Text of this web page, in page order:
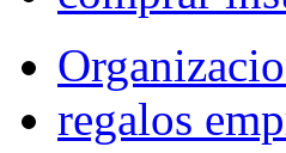
regalos